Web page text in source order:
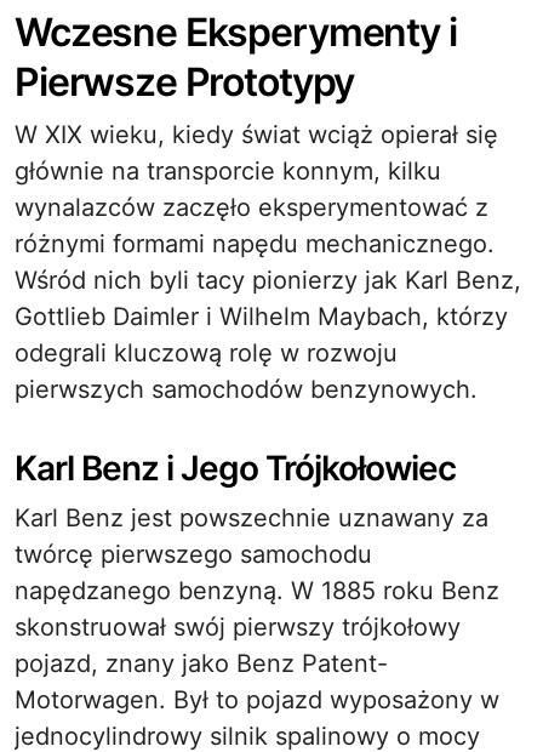
Wczesne Eksperymenty i
Pierwsze Prototypy
W XIX wieku, kiedy świat wciąż opierał się
głównie na transporcie konnym, kilku
wynalazców zaczęło eksperymentować z
różnymi formami napędu mechanicznego.
Wśród nich byli tacy pionierzy jak Karl Benz,
Gottlieb Daimler i Wilhelm Maybach, którzy
odegrali kluczową rolę w rozwoju
pierwszych samochodów benzynowych.
Karl Benz i Jego Trójkołowiec
Karl Benz jest powszechnie uznawany za
twórcę pierwszego samochodu
napędzanego benzyną. W 1885 roku Benz
skonstruował swój pierwszy trójkołowy
pojazd, znany jako Benz Patent-
Motorwagen. Był to pojazd wyposażony w
jednocylindrowy silnik spalinowy o mocy